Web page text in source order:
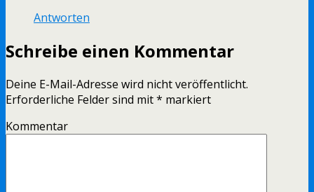
Antworten
Schreibe einen Kommentar
Deine E-Mail-Adresse wird nicht veröffentlicht.
Erforderliche Felder sind mit* markiert
Kommentar